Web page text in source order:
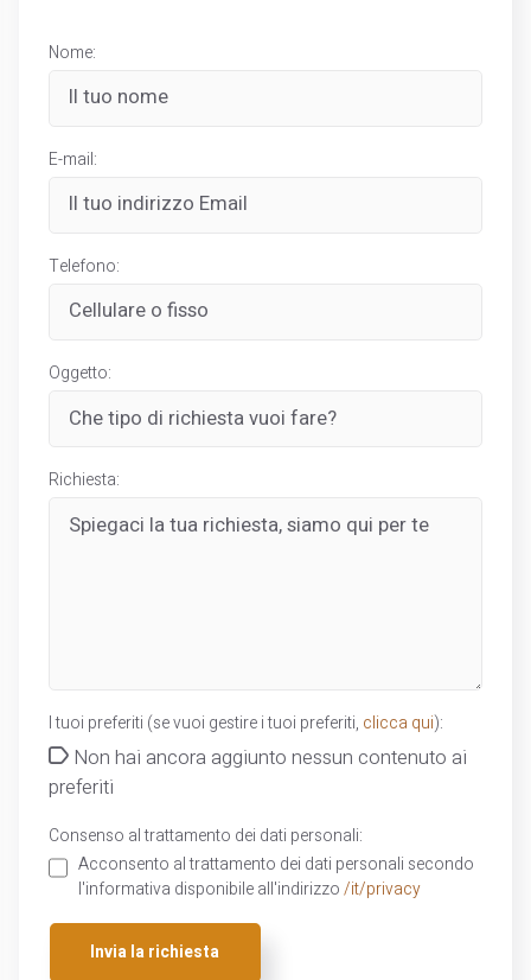
Nome:
E-mail:
Telefono:
Oggetto:
Richiesta:
I tuoi preferiti (se vuoi gestire i tuoi preferiti, clicca qui):
Non hai ancora aggiunto nessun contenuto ai
preferiti
Consenso al trattamento dei dati personali:
Acconsento al trattamento dei dati personali secondo
l'informativa disponibile all'indirizzo /it/privacy
Invia la richiesta